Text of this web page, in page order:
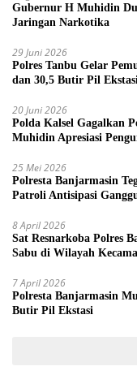
Gubernur H Muhidin
Jaringan Narkotika
29 Juni 2026
Polres Tanbu Gelar
dan 30,5 Butir Pil
20 Juni 2026
Polda Kalsel Gagalkan
Muhidin Apresiasi
25 Mei 2026
Polresta Banjarmasin
Patroli Antisipasi
8 April 2026
Sat Resnarkoba Polres
Sabu di Wilayah
7 April 2026
Polresta Banjarmasin
Butir Pil Ekstasi